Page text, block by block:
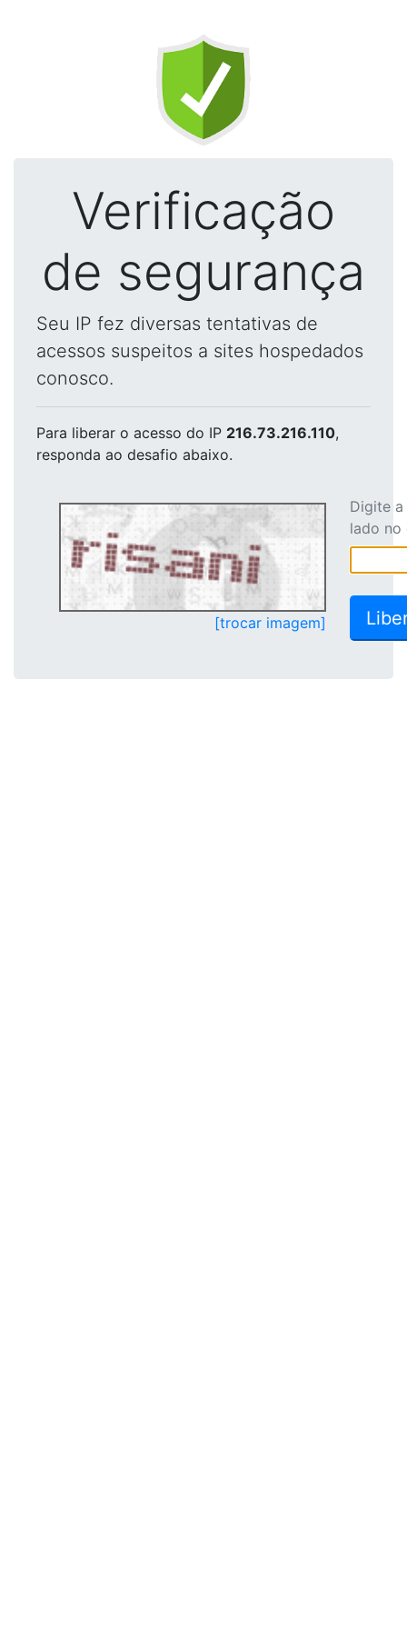
Verificação
de segurança
Seu IP fez diversas tentativas de
acessos suspeitos a sites hospedados
conosco.
Para liberar o acesso do IP 216.73.216.110,
responda ao desafio abaixo.
[trocar imagem]
Digite
lado no